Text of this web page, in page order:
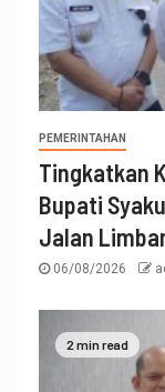
PEMERINTAHAN
Tingkatkan
Bupati
Jalan
06/08/2026
2 min read